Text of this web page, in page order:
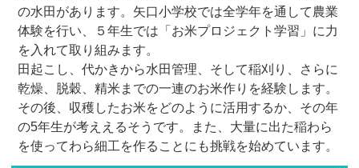
の水田があります。矢口小学校では全学年を通して農業
体験を行い、５年生では「お米プロジェクト学習」に力
を入れて取り組みます。
田起こし、代かきから水田管理、そして稲刈り、さらに
乾燥、脱穀、精米までの一連のお米作りを経験します。
その後、収穫したお米をどのように活用するか、その年
の5年生が考ええるそうです。また、大量に出た稲わら
を使ってわら細工を作ることにも挑戦を始めています。